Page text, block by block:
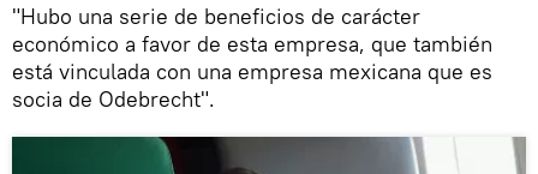
"Hubo una serie de beneficios de carácter
económico a favor de esta empresa, que también
está vinculada con una empresa mexicana que es
socia de Odebrecht".